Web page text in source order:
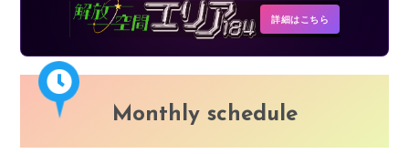
詳細はこちら
Monthly schedule